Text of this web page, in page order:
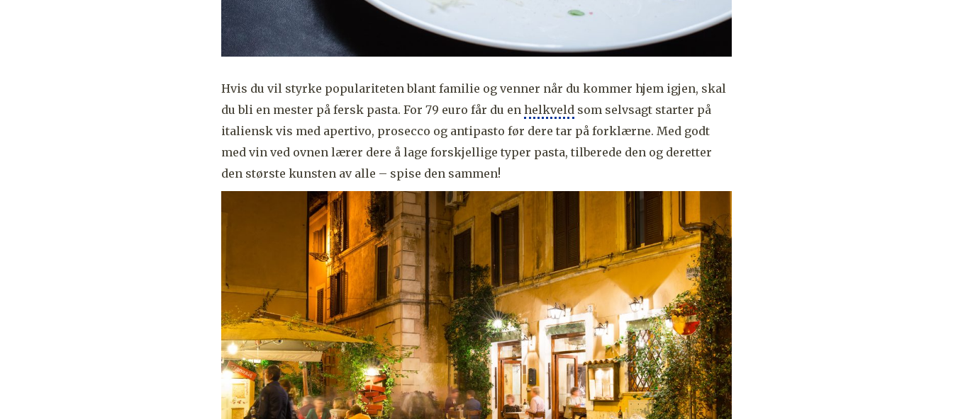
Hvis du vil styrke populariteten blant familie og venner når du kommer hjem igjen, skal
du bli en mester på fersk pasta. For 79 euro får du en helkveld som selvsagt starter på
italiensk vis med apertivo, prosecco og antipasto før dere tar på forklærne. Med godt
med vin ved ovnen lærer dere å lage forskjellige typer pasta, tilberede den og deretter
den største kunsten av alle – spise den sammen!